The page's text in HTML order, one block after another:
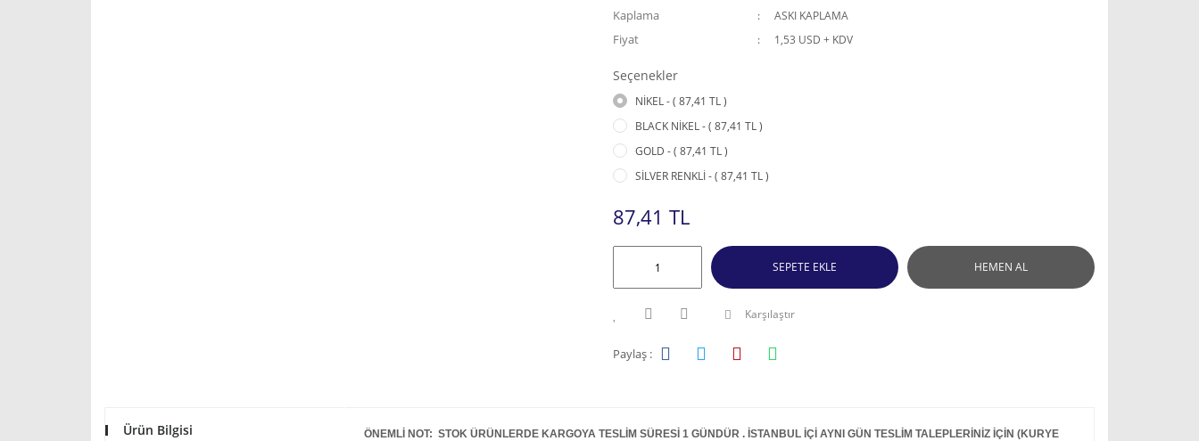
Kaplama ASKI KAPLAMA
Fiyat 1,53 USD + KDV
Seçenekler
NİKEL - ( 87,41 TL )
BLACK NİKEL - ( 87,41 TL )
GOLD - ( 87,41 TL )
SİLVER RENKLİ - ( 87,41 TL )
87,41 TL
SEPETE EKLE HEMEN AL
Karşılaştır
Paylaş :
Ürün Bilgisi
ÖNEMLİ NOT: STOK ÜRÜNLERDE KARGOYA TESLİM SÜRESİ 1 GÜNDÜR . İSTANBUL İÇİ AYNI GÜN TESLİM TALEPLERİNİZ İÇİN (KURYE